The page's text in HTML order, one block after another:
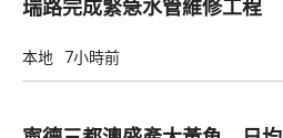
瑞路完成緊急水管維修工程
本地 7小時前